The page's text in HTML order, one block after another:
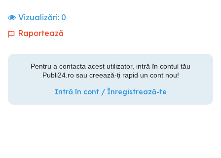
Vizualizări: 0
Raportează
Pentru a contacta acest utilizator, intră în contul tău
Publi24.ro sau creează-ți rapid un cont nou!
Intră în cont / Înregistrează-te